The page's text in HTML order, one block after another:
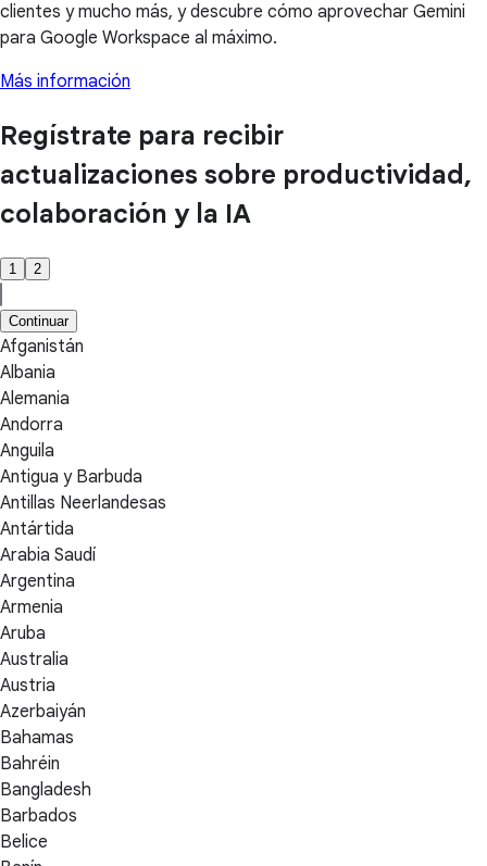
clientes y mucho más, y descubre cómo aprovechar Gemini
para Google Workspace al máximo.
Más información
Regístrate para recibir
actualizaciones sobre productividad,
colaboración y la IA
1 2
Continuar
Afganistán
Albania
Alemania
Andorra
Anguila
Antigua y Barbuda
Antillas Neerlandesas
Antártida
Arabia Saudí
Argentina
Armenia
Aruba
Australia
Austria
Azerbaiyán
Bahamas
Bahréin
Bangladesh
Barbados
Belice